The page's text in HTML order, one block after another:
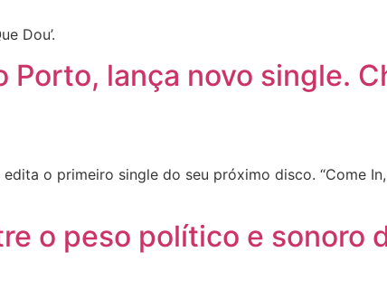
Dou’.
lança novo single.
o primeiro single do seu próximo disco. “Come In,
o peso político e sonoro